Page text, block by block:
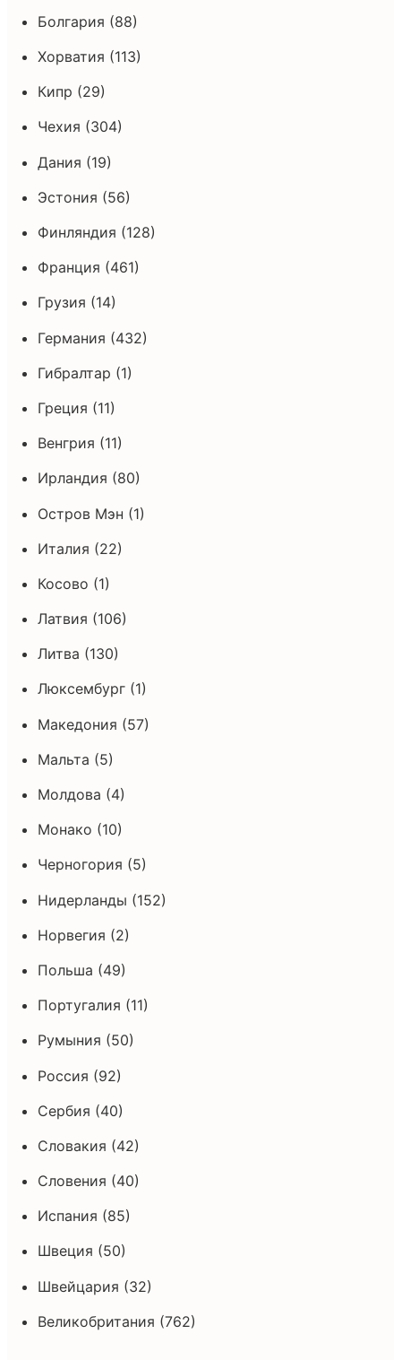
Болгария (88)
Хорватия (113)
Кипр (29)
Чехия (304)
Дания (19)
Эстония (56)
Финляндия (128)
Франция (461)
Грузия (14)
Германия (432)
Гибралтар (1)
Греция (11)
Венгрия (11)
Ирландия (80)
Остров Мэн (1)
Италия (22)
Косово (1)
Латвия (106)
Литва (130)
Люксембург (1)
Македония (57)
Мальта (5)
Молдова (4)
Монако (10)
Черногория (5)
Нидерланды (152)
Норвегия (2)
Польша (49)
Португалия (11)
Румыния (50)
Россия (92)
Сербия (40)
Словакия (42)
Словения (40)
Испания (85)
Швеция (50)
Швейцария (32)
Великобритания (762)